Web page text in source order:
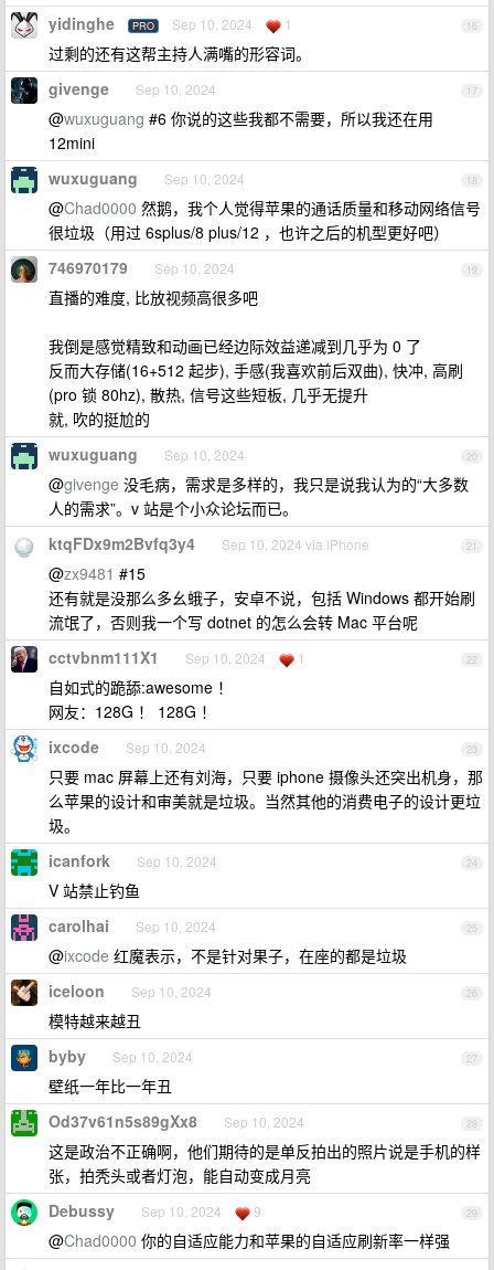
16
yidinghe PRO Sep 10, 2024 1
过剩的还有这帮主持人满嘴的形容词。
17
givenge Sep 10, 2024
@wuxuguang #6 你说的这些我都不需要，所以我还在用
12mini
18
wuxuguang Sep 10, 2024
@Chad0000 然鹅，我个人觉得苹果的通话质量和移动网络信号
很垃圾（用过 6splus/8 plus/12 ，也许之后的机型更好吧）
19
746970179 Sep 10, 2024
直播的难度, 比放视频高很多吧
我倒是感觉精致和动画已经边际效益递减到几乎为 0 了
反而大存储(16+512 起步), 手感(我喜欢前后双曲), 快冲, 高刷
(pro 锁 80hz), 散热, 信号这些短板, 几乎无提升
就, 吹的挺尬的
20
wuxuguang Sep 10, 2024
@givenge 没毛病，需求是多样的，我只是说我认为的“大多数
人的需求”。v 站是个小众论坛而已。
21
ktqFDx9m2Bvfq3y4 Sep 10, 2024 via iPhone
@zx9481 #15
还有就是没那么多幺蛾子，安卓不说，包括 Windows 都开始刷
流氓了，否则我一个写 dotnet 的怎么会转 Mac 平台呢
22
cctvbnm111X1 Sep 10, 2024 1
自如式的跪舔:awesome ！
网友：128G ！ 128G ！
23
ixcode Sep 10, 2024
只要 mac 屏幕上还有刘海，只要 iphone 摄像头还突出机身，那
么苹果的设计和审美就是垃圾。当然其他的消费电子的设计更垃
圾。
24
icanfork Sep 10, 2024
V 站禁止钓鱼
25
carolhai Sep 10, 2024
@ixcode 红魔表示，不是针对果子，在座的都是垃圾
26
iceloon Sep 10, 2024
模特越来越丑
27
byby Sep 10, 2024
壁纸一年比一年丑
28
Od37v61n5s89gXx8 Sep 10, 2024
这是政治不正确啊，他们期待的是单反拍出的照片说是手机的样
张，拍秃头或者灯泡，能自动变成月亮
29
Debussy Sep 10, 2024 9
@Chad0000 你的自适应能力和苹果的自适应刷新率一样强